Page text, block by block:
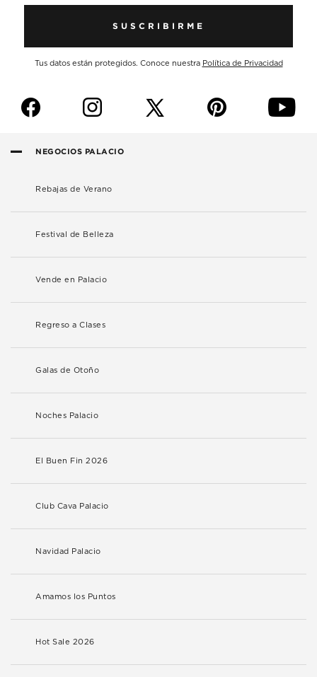
SUSCRIBIRME
Tus datos están protegidos. Conoce nuestra Política de Privacidad
f i p y
NEGOCIOS PALACIO
Rebajas de Verano
Festival de Belleza
Vende en Palacio
Regreso a Clases
Galas de Otoño
Noches Palacio
El Buen Fin 2026
Club Cava Palacio
Navidad Palacio
Amamos los Puntos
Hot Sale 2026